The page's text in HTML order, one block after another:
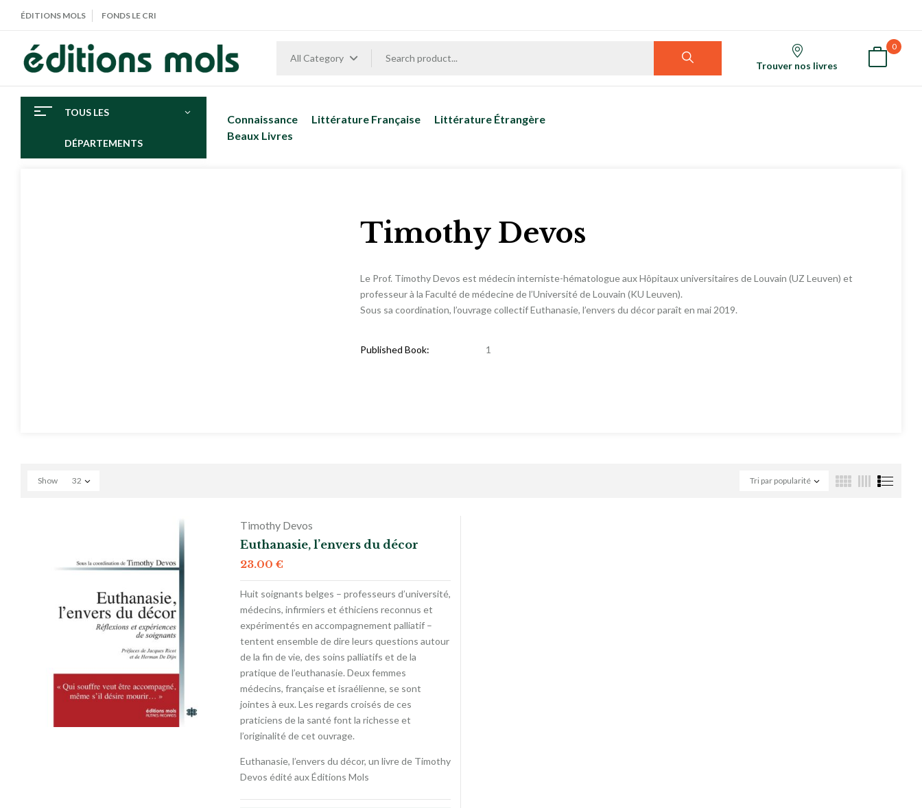
ÉDITIONS MOLS FONDS LE CRI
All Category
Trouver nos livres
0
TOUS LES
DÉPARTEMENTS
Connaissance Littérature Française
Littérature Étrangère
Beaux Livres
Timothy Devos
Le Prof. Timothy Devos est médecin interniste-hématologue aux Hôpitaux universitaires de Louvain (UZ Leuven) et
professeur à la Faculté de médecine de l’Université de Louvain (KU Leuven).
Sous sa coordination, l’ouvrage collectif Euthanasie, l’envers du décor paraît en mai 2019.
Published Book: 1
Tri par popularité
Show 32
Timothy Devos
Euthanasie, l’envers du décor
23.00 €
Huit soignants belges – professeurs d’université,
médecins, infirmiers et éthiciens reconnus et
expérimentés en accompagnement palliatif –
tentent ensemble de dire leurs questions autour
de la fin de vie, des soins palliatifs et de la
pratique de l’euthanasie. Deux femmes
médecins, française et israélienne, se sont
jointes à eux. Les regards croisés de ces
praticiens de la santé font la richesse et
l’originalité de cet ouvrage.
Euthanasie, l’envers du décor, un livre de Timothy
Devos édité aux Éditions Mols